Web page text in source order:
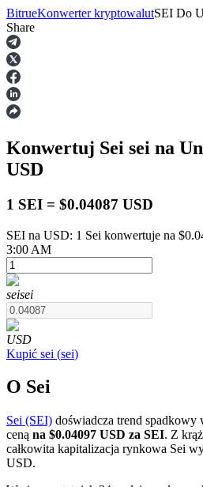
Kontrakty terminowe
Kontrakty terminowe na USDT
Kontrakty terminowe COIN-M
Kontrakty terminowe na
BitrueKonwerter kryptowalutSEI Do
Share
Konwertuj Sei sei na
USD
1 SEI = $0.04087 USD
SEI na USD: 1 Sei konwertuje na
3:00 AM
seisei
USD
Kupić sei (sei)
O Sei
Sei (SEI) doświadcza trend spadkowy
ceną na $0.04097 USD za SEI. Z
całkowita kapitalizacja rynkowa Sei
USD.